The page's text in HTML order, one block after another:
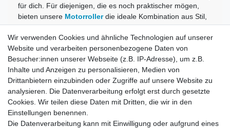
für dich. Für diejenigen, die es noch praktischer mögen,
bieten unsere Motorrollerdie ideale Kombination aus Stil,
Komfort und Effizienz.
Rechtliches
AGB
Widerrufsrecht
Impressum
Datenschutzerklärung
Wir verwenden Cookies und ähnliche Technologien auf unserer
Website und verarbeiten personenbezogene Daten von
Besucher:innen unserer Webseite (z.B. IP-Adresse), um z.B.
Inhalte und Anzeigen zu personalisieren, Medien von
Drittanbietern einzubinden oder Zugriffe auf unsere Website zu
analysieren. Die Datenverarbeitung erfolgt erst durch gesetzte
Cookies. Wir teilen diese Daten mit Dritten, die wir in den
Einstellungen benennen.
Die Datenverarbeitung kann mit Einwilligung oder aufgrund eines